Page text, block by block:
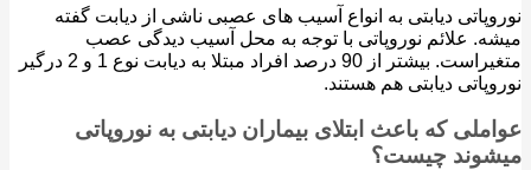
دیابتی به انواع آسیب های عصبی ناشی از دیابت گفته
علائم نوروپاتی با توجه به محل آسیب دیدگی عصب
متغیراست. بیشتر از 90 درصد افراد مبتلا به دیابت نوع 1 و 2 درگیر
دیابتی هم هستند.
که باعث ابتلای بیماران دیابتی به نوروپاتی
چیست؟